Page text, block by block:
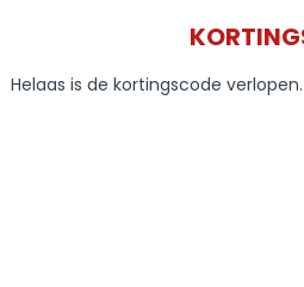
Helaas is de kortingscode